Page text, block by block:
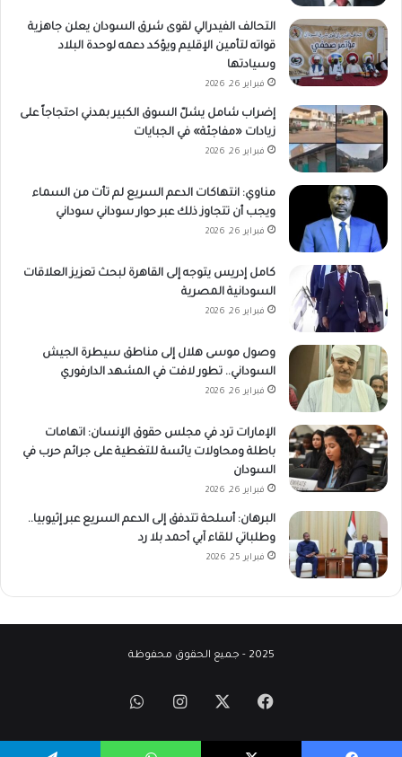
التحالف الفيدرالي لقوى شرق السودان يعلن جاهزية
قواته لتأمين الإقليم ويؤكد دعمه لوحدة البلاد
وسيادتها
فبراير 26, 2026
إضراب شامل يشلّ السوق الكبير بمدني احتجاجاً على
زيادات «مفاجئة» في الجبايات
فبراير 26, 2026
مناوي: انتهاكات الدعم السريع لم تأت من السماء
ويجب أن تتجاوز ذلك عبر حوار سوداني سوداني
فبراير 26, 2026
كامل إدريس يتوجه إلى القاهرة لبحث تعزيز العلاقات
السودانية المصرية
فبراير 26, 2026
وصول موسى هلال إلى مناطق سيطرة الجيش
السوداني.. تطور لافت في المشهد الدارفوري
فبراير 26, 2026
الإمارات ترد في مجلس حقوق الإنسان: اتهامات
باطلة ومحاولات يائسة للتغطية على جرائم حرب في
السودان
فبراير 26, 2026
البرهان: أسلحة تتدفق إلى الدعم السريع عبر إثيوبيا..
وطلباتي للقاء آبي أحمد بلا رد
فبراير 25, 2026
2025 - جميع الحقوق محفوظة
فيسبوك انستقرامواتساب